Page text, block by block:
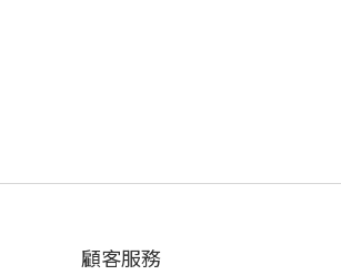
顧客服務